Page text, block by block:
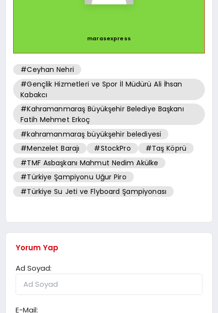
marasexpress
#Ceyhan Nehri
#Gençlik Hizmetleri ve Spor İl Müdürü Ali İhsan
Kabakcı
#Kahramanmaraş Büyükşehir Belediye Başkanı
Fatih Mehmet Erkoç
#kahramanmaraş büyükşehir belediyesi
#Menzelet Barajı
#StockPro
#Taş Köprü
#TMF Asbaşkanı Mahmut Nedim Akülke
#Türkiye Şampiyonu Uğur Piro
#Türkiye Su Jeti ve Flyboard Şampiyonası
Yorum Yap
Ad Soyad:
E-Mail: